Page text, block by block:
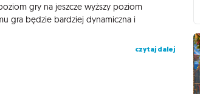
gry na jeszcze wyższy poziom
gra będzie bardziej dynamiczna i
czytaj dalej